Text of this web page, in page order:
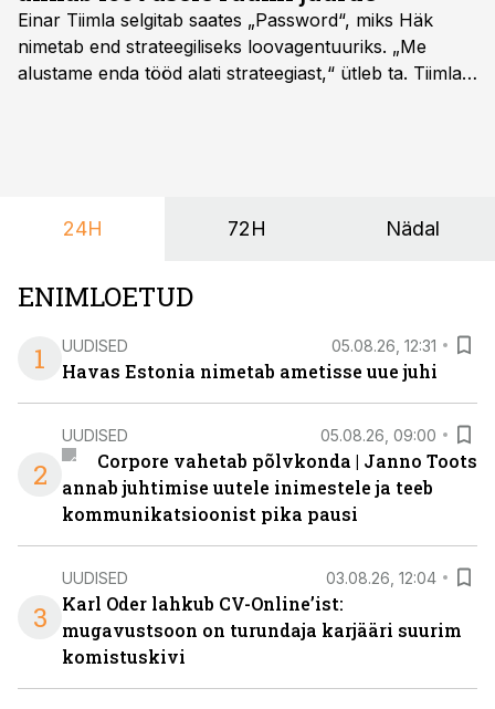
Einar Tiimla selgitab saates „Password“, miks Häk
nimetab end strateegiliseks loovagentuuriks. „Me
alustame enda tööd alati strateegiast,“ ütleb ta. Tiimla
24H 72H Nädal
ENIMLOETUD
1
UUDISED 05.08.26, 12:31
Havas Estonia nimetab ametisse uue juhi
2
UUDISED 05.08.26, 09:00
Corpore vahetab põlvkonda | Janno Toots
annab juhtimise uutele inimestele ja teeb
kommunikatsioonist pika pausi
3
UUDISED 03.08.26, 12:04
Karl Oder lahkub CV-Online’ist:
mugavustsoon on turundaja karjääri suurim
komistuskivi